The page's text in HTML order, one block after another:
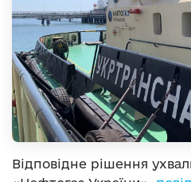
Відповідне рішення